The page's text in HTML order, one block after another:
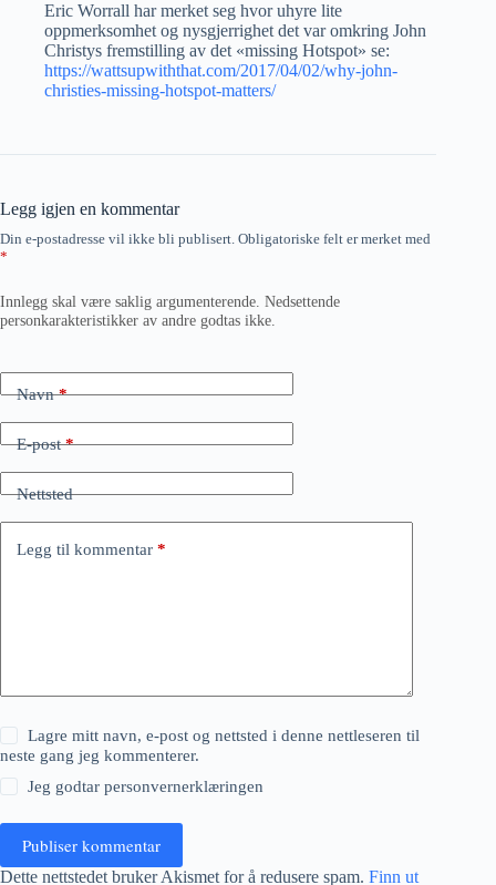
Eric Worrall har merket seg hvor uhyre lite
oppmerksomhet og nysgjerrighet det var omkring John
Christys fremstilling av det «missing Hotspot» se:
https://wattsupwiththat.com/2017/04/02/why-john-
christies-missing-hotspot-matters/
Legg igjen en kommentar
Din e-postadresse vil ikke bli publisert. Obligatoriske felt er merket med
*
Innlegg skal være saklig argumenterende. Nedsettende
personkarakteristikker av andre godtas ikke.
Navn*
E-post*
Nettsted
Legg til kommentar *
Lagre mitt navn, e-post og nettsted i denne nettleseren til
neste gang jeg kommenterer.
Jeg godtarpersonvernerklæringen
Publiser kommentar
Dette nettstedet bruker Akismet for å redusere spam. Finn ut